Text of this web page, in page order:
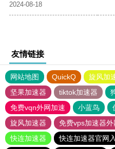
2024-08-18
友情链接
网站地图 QuickQ 旋风加
坚果加速器
tiktok加速器
免费vqn外网加速
小蓝鸟
旋风加速器
免费vps加速器外
快连加速器
快连加速器官网